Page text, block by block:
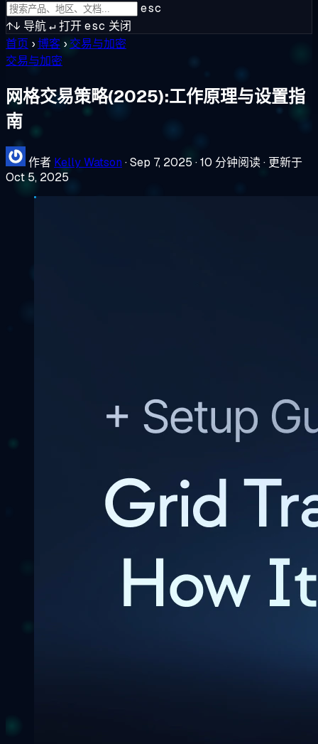
esc
↑↓ 导航↵打开esc 关闭
首页 ›博客 › 交易与加密
交易与加密
网格交易策略(2025):工作原理与设置指
南
作者 Kelly Watson ·Sep 7, 2025 ·10 分钟阅读· 更新于
Oct 5, 2025